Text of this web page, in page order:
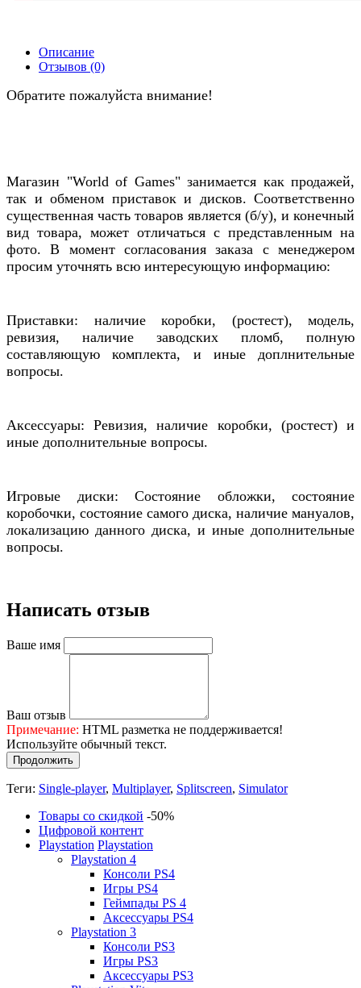
Описание
Отзывов (0)
Обратите пожалуйста внимание!
Магазин "World of Games" занимается как продажей,
так и обменом приставок и дисков. Соответственно
существенная часть товаров является (б/у), и конечный
вид товара, может отличаться с представленным на
фото. В момент согласования заказа с менеджером
просим уточнять всю интересующую информацию:
Приставки: наличие коробки, (ростест), модель,
ревизия, наличие заводских пломб, полную
составляющую комплекта, и иные доплнительные
вопросы.
Аксессуары: Ревизия, наличие коробки, (ростест) и
иные дополнительные вопросы.
Игровые диски: Состояние обложки, состояние
коробочки, состояние самого диска, наличие мануалов,
локализацию данного диска, и иные дополнительные
вопросы.
Написать отзыв
Ваше имя
Ваш отзыв
Примечание: HTML разметка не поддерживается!
Используйте обычный текст.
Продолжить
Теги: Single-player, Multiplayer, Splitscreen, Simulator
Товары со скидкой -50%
Цифровой контент
Playstation Playstation
Playstation 4
Консоли PS4
Игры PS4
Геймпады PS 4
Аксессуары PS4
Playstation 3
Консоли PS3
Игры PS3
Аксессуары PS3